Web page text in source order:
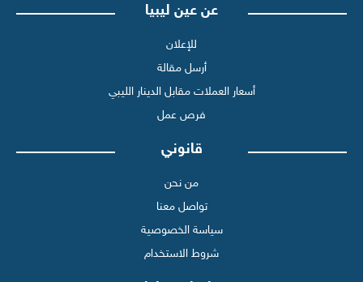
عن عين ليبيا
للإعلان
أرسل مقالة
أسعار العملات مقابل الدينار الليبي
فرص عمل
قانوني
من نحن
تواصل معنا
سياسة الخصوصية
شروط الاستخدام